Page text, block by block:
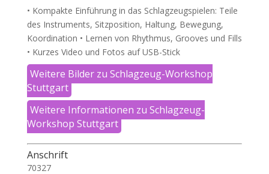
• Kompakte Einführung in das Schlagzeugspielen: Teile
des Instruments, Sitzposition, Haltung, Bewegung,
Koordination • Lernen von Rhythmus, Grooves und Fills
• Kurzes Video und Fotos auf USB-Stick
Weitere Bilder zu Schlagzeug-Workshop
Stuttgart
Weitere Informationen zu Schlagzeug-
Workshop Stuttgart
Anschrift
70327